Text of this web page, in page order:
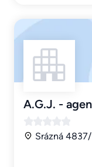
A.G.J. -
Srázná